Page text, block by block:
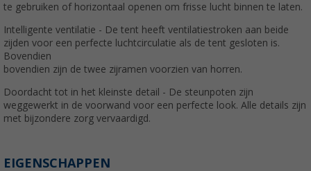
te gebruiken of horizontaal openen om frisse lucht binnen te laten.
Intelligente ventilatie - De tent heeft ventilatiestroken aan beide
zijden voor een perfecte luchtcirculatie als de tent gesloten is.
Bovendien
bovendien zijn de twee zijramen voorzien van horren.
Doordacht tot in het kleinste detail - De steunpoten zijn
weggewerkt in de voorwand voor een perfecte look. Alle details zijn
met bijzondere zorg vervaardigd.
EIGENSCHAPPEN